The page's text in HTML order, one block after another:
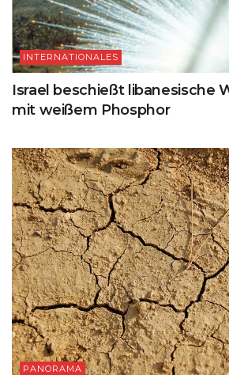
INTERNATIONALES
Israel beschießt libanesische
mit weißem Phosphor
PANORAMA